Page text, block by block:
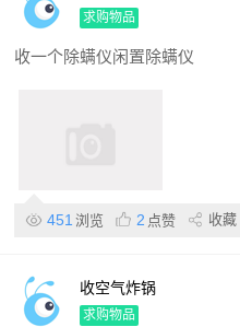
求购物品
收一个除螨仪闲置除螨仪
451 浏览 2 点赞 收藏
收空气炸锅
求购物品